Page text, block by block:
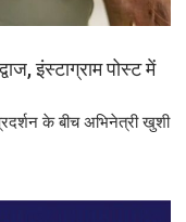
इंस्टाग्राम पोस्ट में
के बीच अभिनेत्री खुशी